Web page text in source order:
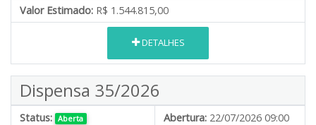
Valor Estimado: R$ 1.544.815,00
DETALHES
Dispensa 35/2026
Status: Aberta Abertura: 22/07/2026 09:00